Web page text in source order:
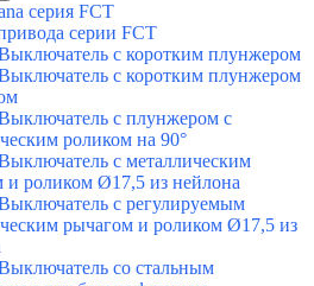
серия FCT
серии FCT
с коротким плунжером
с коротким плунжером
с плунжером с
роликом на 90°
с металлическим
и роликом Ø17,5 из нейлона
с регулируемым
рычагом и роликом Ø17,5 из
со стальным